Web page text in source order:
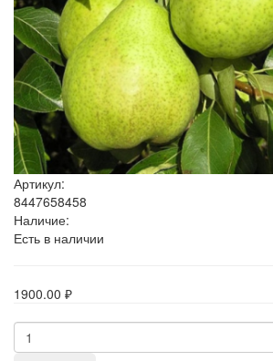
Артикул:
8447658458
Наличие:
Есть в наличии
1900.00 ₽